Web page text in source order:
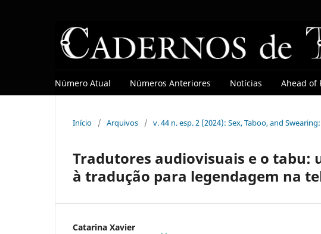
Número Atual Números Anteriores Notícias Ahead of
Início / Arquivos / v. 44 n. esp. 2 (2024): Sex, Taboo, and
Tradutores audiovisuais e o tabu:
à tradução para legendagem na
Catarina Xavier